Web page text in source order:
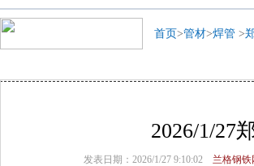
首页>管材>焊管 >
2026/1/27
发表日期：2026/1/27 9:10:02 兰格钢铁